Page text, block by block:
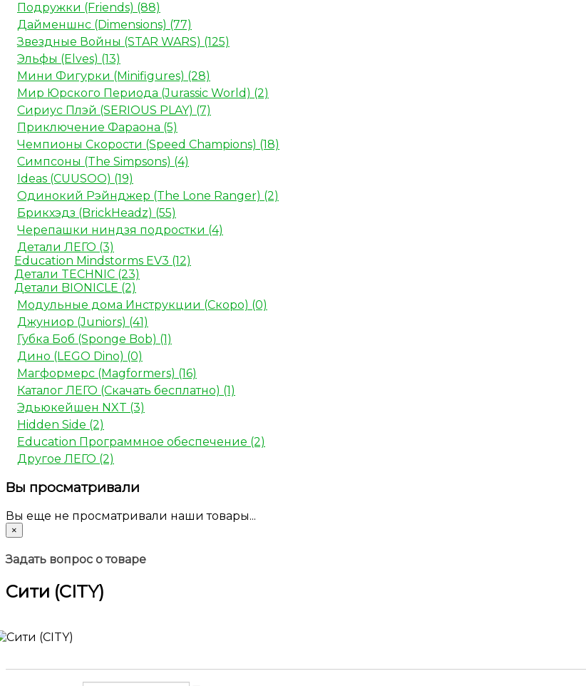
Подружки (Friends) (88)
Дайменшнс (Dimensions) (77)
Звездные Войны (STAR WARS) (125)
Эльфы (Elves) (13)
Мини Фигурки (Minifigures) (28)
Мир Юрского Периода (Jurassic World) (2)
Сириус Плэй (SERIOUS PLAY) (7)
Приключение Фараона (5)
Чемпионы Скорости (Speed Champions) (18)
Симпсоны (The Simpsons) (4)
Ideas (CUUSOO) (19)
Одинокий Рэйнджер (The Lone Ranger) (2)
Брикхэдз (BrickHeadz) (55)
Черепашки ниндзя подростки (4)
Детали ЛЕГО (3)
Education Mindstorms EV3 (12)
Детали TECHNIC (23)
Детали BIONICLE (2)
Модульные дома Инструкции (Скоро) (0)
Джуниор (Juniors) (41)
Губка Боб (Sponge Bob) (1)
Дино (LEGO Dino) (0)
Магформерс (Magformers) (16)
Каталог ЛЕГО (Скачать бесплатно) (1)
Эдьюкейшен NXT (3)
Hidden Side (2)
Education Программное обеспечение (2)
Другое ЛЕГО (2)
Вы просматривали
Вы еще не просматривали наши товары...
×
Задать вопрос о товаре
Сити (CITY)